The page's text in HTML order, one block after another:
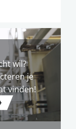
wil?
je
vinden!